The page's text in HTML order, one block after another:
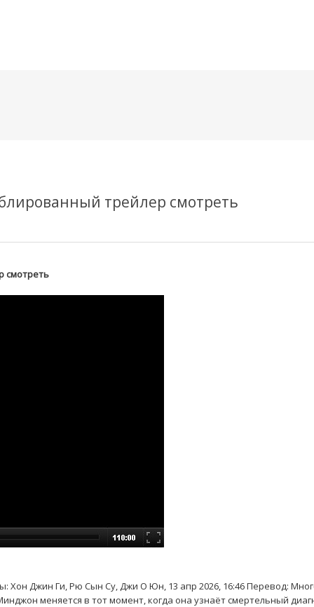
трейлер смотреть
смотреть
Хон Джин Ги, Рю Сын Су, Джи О Юн, 13 апр 2026, 16:46 Перевод:
меняется в тот момент, когда она узнаёт смертельный